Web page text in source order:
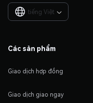
tiếng Việt 
Các sản phẩm
Giao dịch hợp đồng
Giao dịch giao ngay